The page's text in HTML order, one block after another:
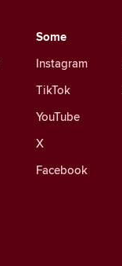
Some
Instagram
TikTok
YouTube
X
Facebook